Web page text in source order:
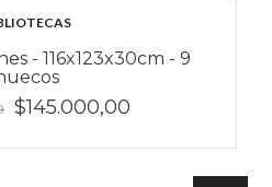
- 116x123x30cm - 9
$145.000,00